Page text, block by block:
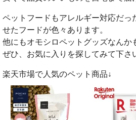
ペットフードもアレルギー対応だっ
せたフードが色々あります。
他にもオモシロペットグッズなんか
ぜひ、お気に入りを探してみて下さ
楽天市場で人気のペット商品↓